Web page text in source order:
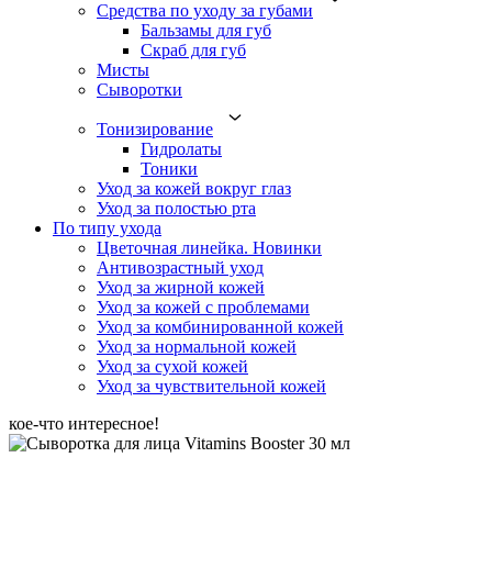
Средства по уходу за губами
Бальзамы для губ
Скраб для губ
Мисты
Сыворотки
Тонизирование
Гидролаты
Тоники
Уход за кожей вокруг глаз
Уход за полостью рта
По типу ухода
Цветочная линейка. Новинки
Антивозрастный уход
Уход за жирной кожей
Уход за кожей с проблемами
Уход за комбинированной кожей
Уход за нормальной кожей
Уход за сухой кожей
Уход за чувствительной кожей
кое-что интересное!